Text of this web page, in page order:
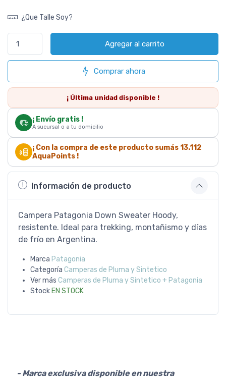
¿Que Talle Soy?
Agregar al carrito
Comprar ahora
¡ Última unidad disponible !
¡ Envío gratis !
A sucursal o a tu domicilio
¡ Con la compra de este producto sumás13.112
AquaPoints !
Información de producto
Campera Patagonia Down Sweater Hoody,
resistente. Ideal para trekking, montañismo y días
de frío en Argentina.
Marca Patagonia
Categoría Camperas de Pluma y Sintetico
Ver más Camperas de Pluma y Sintetico + Patagonia
StockEN STOCK
- Marca exclusiva disponible en nuestra